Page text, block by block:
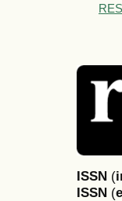
ISSN (
ISSN (